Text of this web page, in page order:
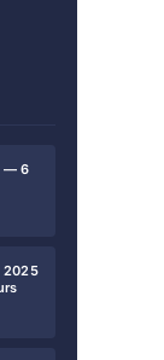
— 6
2025